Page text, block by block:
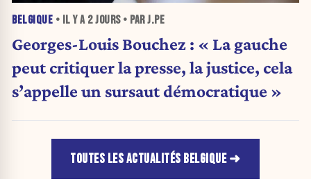
BELGIQUE • IL Y A 2 JOURS• PAR J.PE
Georges-Louis Bouchez : « La gauche
peut critiquer la presse, la justice, cela
s’appelle un sursaut démocratique »
TOUTES LES ACTUALITÉS BELGIQUE